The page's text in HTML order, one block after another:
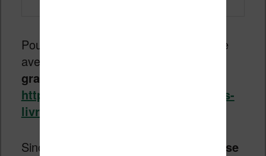
Pour les
, Mc Donald’s propose
avec Hachette des
gratuits
https://www.mcdonalds.fr/famille/les-
livres-happy-meal
Sinon,
vous pouvez passer à la liseuse